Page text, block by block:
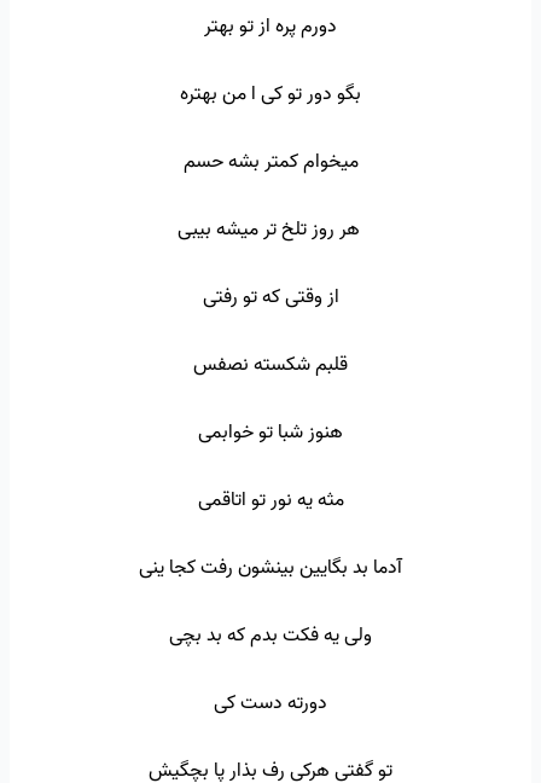
دورم پره از تو بهتر
بگو دور تو کی ا من بهتره
میخوام کمتر بشه حسم
هر روز تلخ تر میشه بیبی
از وقتی که تو رفتی
قلبم شکسته نصفس
هنوز شبا تو خوابمی
مثه یه نور تو اتاقمی
آدما بد بگایین بینشون رفت کجا ینی
ولی یه فکت بدم که بد بچی
دورته دست کی
تو گفتی هرکی رف بذار پا بچگیش